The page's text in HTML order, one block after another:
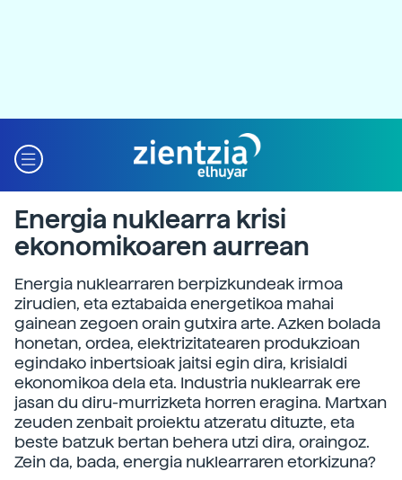
Energia nuklearra krisi
ekonomikoaren aurrean
Energia nuklearraren berpizkundeak irmoa
zirudien, eta eztabaida energetikoa mahai
gainean zegoen orain gutxira arte. Azken bolada
honetan, ordea, elektrizitatearen produkzioan
egindako inbertsioak jaitsi egin dira, krisialdi
ekonomikoa dela eta. Industria nuklearrak ere
jasan du diru-murrizketa horren eragina. Martxan
zeuden zenbait proiektu atzeratu dituzte, eta
beste batzuk bertan behera utzi dira, oraingoz.
Zein da, bada, energia nuklearraren etorkizuna?